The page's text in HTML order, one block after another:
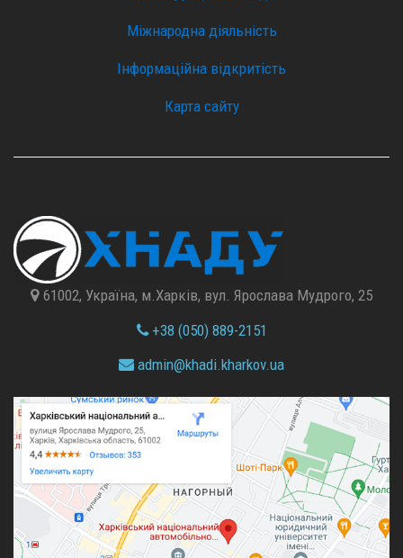
Міжнародна діяльність
Інформаційна відкритість
Карта сайту
61002, Україна, м.Харків, вул. Ярослава Мудрого, 25
+38 (050) 889-2151
admin@khadi.kharkov.ua